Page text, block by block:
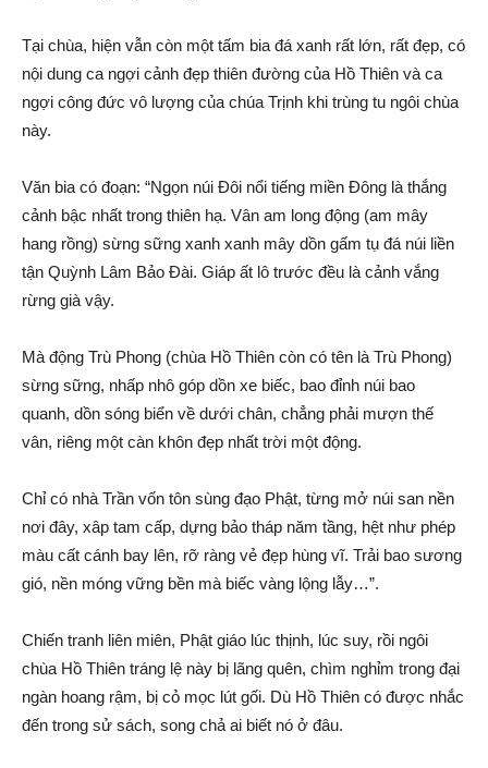
Tại chùa, hiện vẫn còn một tấm bia đá xanh rất lớn, rất đẹp, có
nội dung ca ngợi cảnh đẹp thiên đường của Hồ Thiên và ca
ngợi công đức vô lượng của chúa Trịnh khi trùng tu ngôi chùa
này.
Văn bia có đoạn: “Ngọn núi Đôi nổi tiếng miền Đông là thắng
cảnh bậc nhất trong thiên hạ. Vân am long động (am mây
hang rồng) sừng sững xanh xanh mây dồn gấm tụ đá núi liền
tận Quỳnh Lâm Bảo Đài. Giáp ất lô trước đều là cảnh vắng
rừng già vậy.
Mà động Trù Phong (chùa Hồ Thiên còn có tên là Trù Phong)
sừng sững, nhấp nhô góp dồn xe biếc, bao đỉnh núi bao
quanh, dồn sóng biển về dưới chân, chẳng phải mượn thế
vân, riêng một càn khôn đẹp nhất trời một động.
Chỉ có nhà Trần vốn tôn sùng đạo Phật, từng mở núi san nền
nơi đây, xâp tam cấp, dựng bảo tháp năm tầng, hệt như phép
màu cất cánh bay lên, rỡ ràng vẻ đẹp hùng vĩ. Trải bao sương
gió, nền móng vững bền mà biếc vàng lộng lẫy…”.
Chiến tranh liên miên, Phật giáo lúc thịnh, lúc suy, rồi ngôi
chùa Hồ Thiên tráng lệ này bị lãng quên, chìm nghỉm trong đại
ngàn hoang rậm, bị cỏ mọc lút gối. Dù Hồ Thiên có được nhắc
đến trong sử sách, song chả ai biết nó ở đâu.